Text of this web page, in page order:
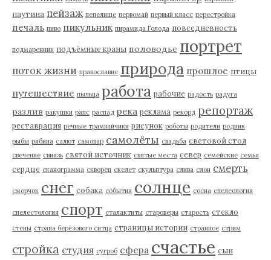
паутина пейзаж пепелище первомай первый класс перестройка
печаль пиво пикульник пирамида Голода повседневность
подмаренник подъёмные краны половодье портрет
поток жизни православие природа прошлое птицы
путешествие пыльца работа рабочие радость радуга
разлив ракушки рапс распад река реклама рекорд репортаж
реставрация речные трамвайчики рисунок роботы родители родник
рыбы рябина салют самовар самолёты свадьба световой стол
свечение свиязь святой источник святые места север семейские семья
сердце сканограмма скворец скелет скульптура слива слон смерть
сморчок снег собака события солнце сосна спелеология
спелестология спорт сталактиты староверы старость стекло
стены страна берёзового ситца страницы истории странное стрим
стройка студия сугроб сфера счастье сын